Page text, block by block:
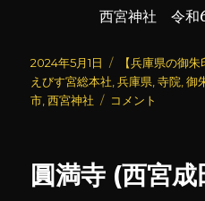
西宮神社 令和
投
稿
日:
2024年5月1日
カ
テ
ゴ
【兵庫県の御朱
えびす宮総本社 ,兵庫県 ,寺院 ,御
市 ,西宮神社
西
(2)
に
コメント
圓満寺 (西宮